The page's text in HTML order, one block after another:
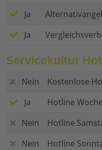
Ja
Ja
Servicekultur
Nein
Kostenlose
Ja
Hotline
Nein
Hotline
Nein
Hotline